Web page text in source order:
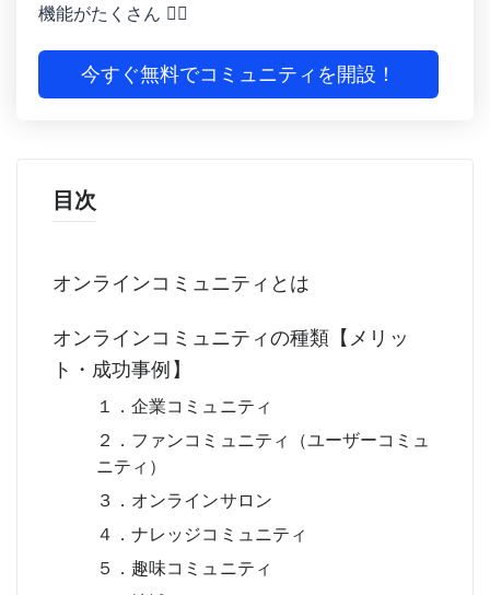
機能がたくさん 🙆‍♀️
今すぐ無料でコミュニティを開設！
目次
オンラインコミュニティとは
オンラインコミュニティの種類【メリッ
ト・成功事例】
１．企業コミュニティ
２．ファンコミュニティ（ユーザーコミュ
ニティ）
３．オンラインサロン
４．ナレッジコミュニティ
５．趣味コミュニティ